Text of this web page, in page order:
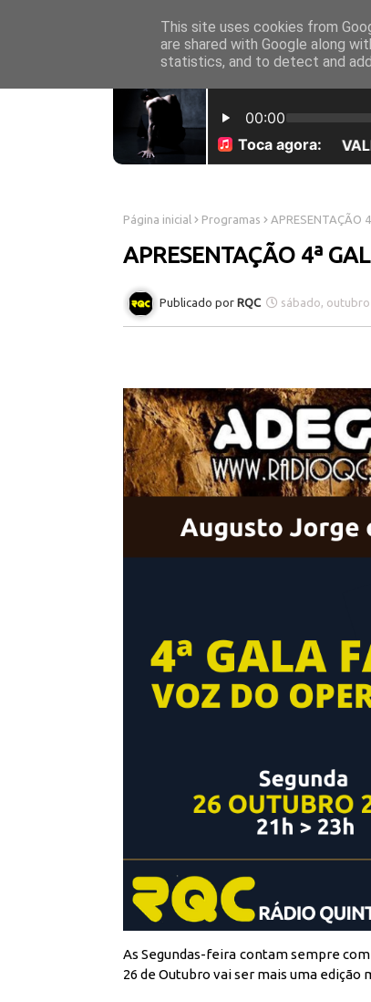
INICÍO SOBRE
Página inicial Programas APRESENTAÇÃO
APRESENTAÇÃO 4ª
RQC sábado, outubro
As Segundas-feira contam sempre
26 de Outubro vai ser mais uma edição
This site uses cookies from
are shared with Google along
statistics, and to detect and